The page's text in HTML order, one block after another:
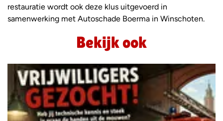
restauratie wordt ook deze klus uitgevoerd in
samenwerking met Autoschade Boerma in Winschoten.
Bekijk ook